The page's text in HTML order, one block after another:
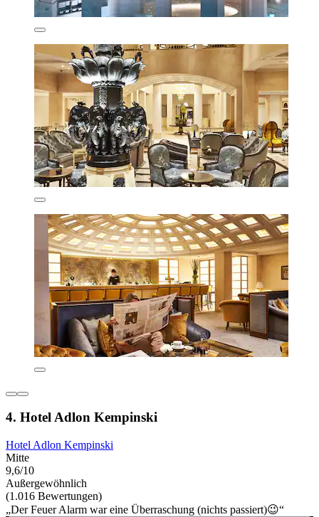
4. Hotel Adlon Kempinski
Hotel Adlon Kempinski
Mitte
9,6/10
Außergewöhnlich
(1.016 Bewertungen)
„Der Feuer Alarm war eine Überraschung (nichts passiert)😉“